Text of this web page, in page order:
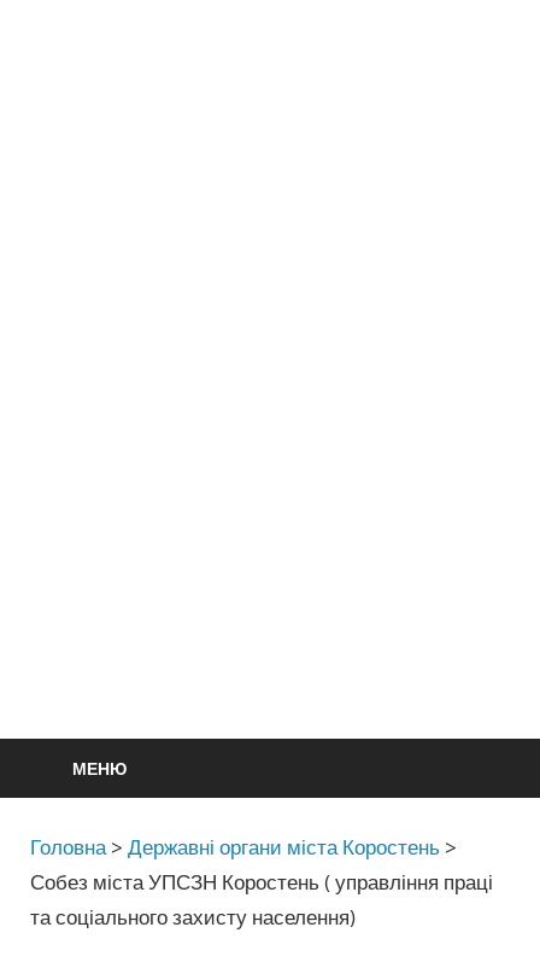
МЕНЮ
Головна >Державні органи міста Коростень >
Собез міста УПСЗН Коростень ( управління праці
та соціального захисту населення)